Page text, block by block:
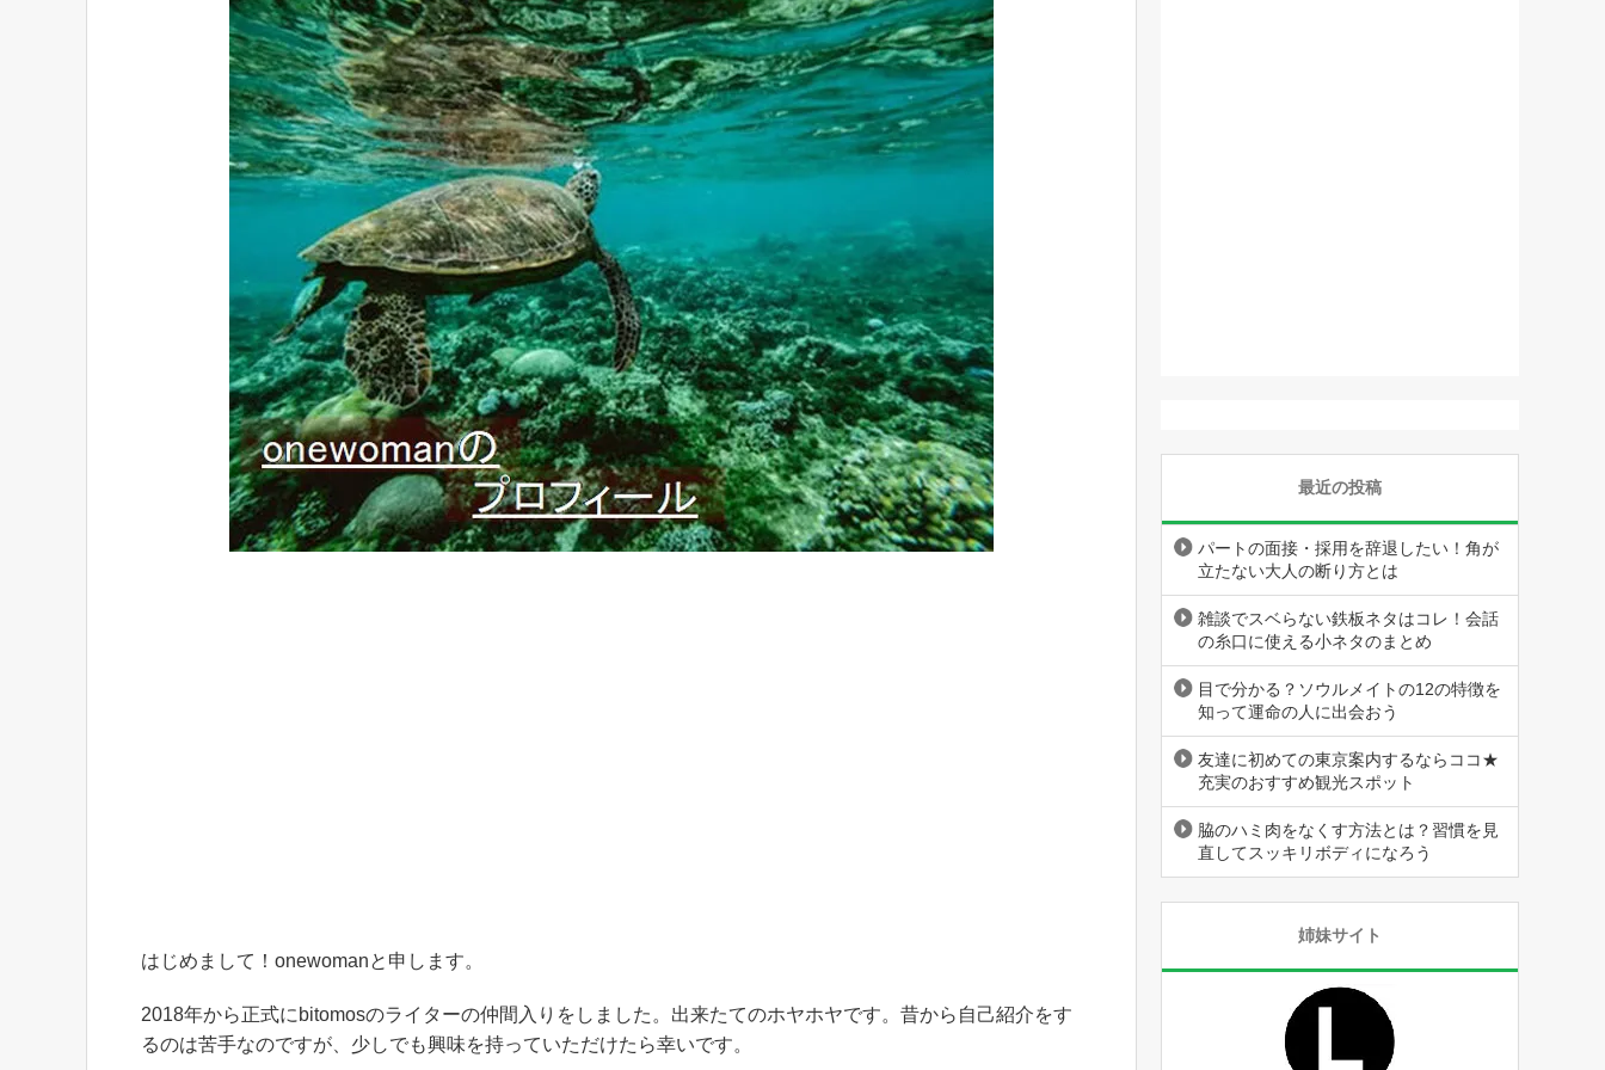
はじめまして！onewomanと申します。
2018年から正式にbitomosのライターの仲間入りをしました。出来たてのホヤホヤです。昔から自己紹介をす
るのは苦手なのですが、少しでも興味を持っていただけたら幸いです。
最近の投稿
パートの面接・採用を辞退したい！角が
立たない大人の断り方とは
雑談でスベらない鉄板ネタはコレ！会話
の糸口に使える小ネタのまとめ
目で分かる？ソウルメイトの12の特徴を
知って運命の人に出会おう
友達に初めての東京案内するならココ★
充実のおすすめ観光スポット
脇のハミ肉をなくす方法とは？習慣を見
直してスッキリボディになろう
姉妹サイト